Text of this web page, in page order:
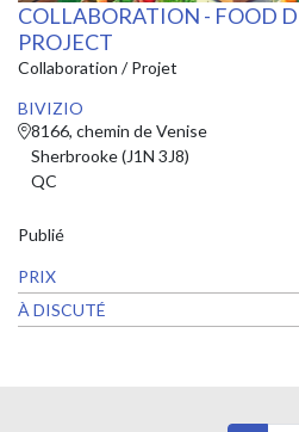
COLLABORATION - FOOD
PROJECT
Collaboration / Projet
BIVIZIO
8166, chemin de Venise
Sherbrooke (J1N 3J8)
QC
Publié
PRIX
À DISCUTÉ